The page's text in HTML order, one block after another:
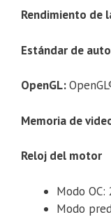
Rendimiento de
Estándar de
OpenGL:
Memoria de
Reloj del motor
Modo
Modo